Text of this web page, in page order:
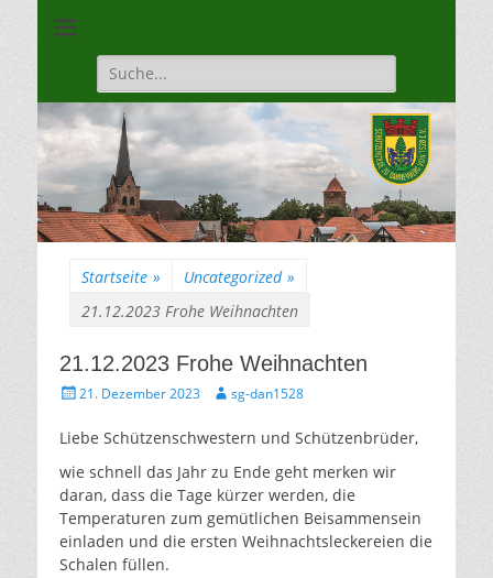
1528
Suche
für:
Startseite » Uncategorized »
21.12.2023 Frohe Weihnachten
21.12.2023 Frohe Weihnachten
Gepostet
21. Dezember 2023 Autorsg-dan1528
Liebe Schützenschwestern und Schützenbrüder,
wie schnell das Jahr zu Ende geht merken wir
daran, dass die Tage kürzer werden, die
Temperaturen zum gemütlichen Beisammensein
einladen und die ersten Weihnachtsleckereien die
Schalen füllen.